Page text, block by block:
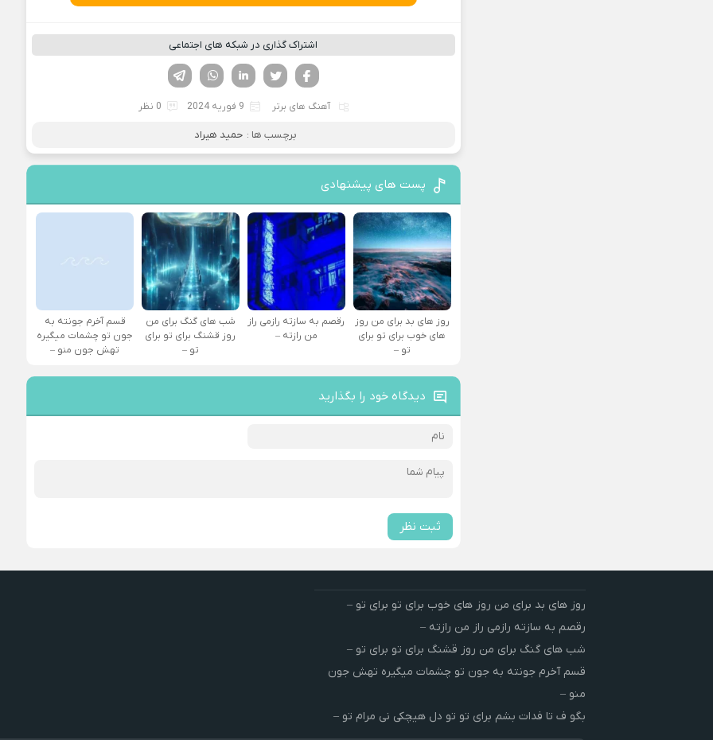
اشتراک گذاری در شبکه های اجتماعی
لینکدین تویتر
فیسوک
آهنگ های برتر 9 فوریه 2024 0 نظر
برچسب ها : حمید هیراد
پست های پیشنهادی
روز های بد برای من روز
های خوب برای تو برای
تو –
رقصم به سازته رازمی راز
من رازته –
شب های گنگ برای من
روز قشنگ برای تو برای
تو –
قسم آخرم جونته به
جون تو چشمات میگیره
تهش جون منو –
دیدگاه خود را بگذارید
ثبت نظر
روز های بد برای من روز های خوب برای تو برای تو –
رقصم به سازته رازمی راز من رازته –
شب های گنگ برای من روز قشنگ برای تو برای تو –
قسم آخرم جونته به جون تو چشمات میگیره تهش جون
منو –
بگو ف تا فدات بشم برای تو تو دل هیچکی نی مرام تو –